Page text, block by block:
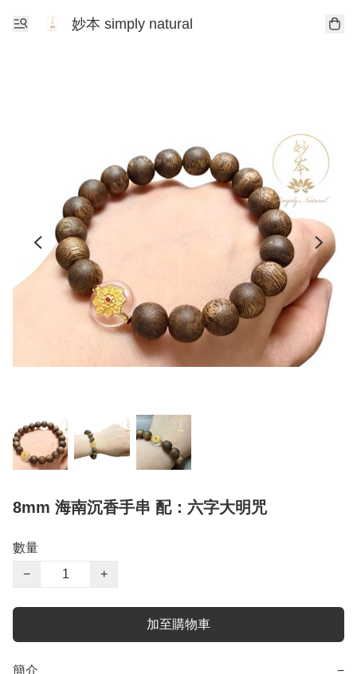
妙本 simply natural
8mm 海南沉香手串 配：六字大明咒
數量
−
+
加至購物車
簡介 −